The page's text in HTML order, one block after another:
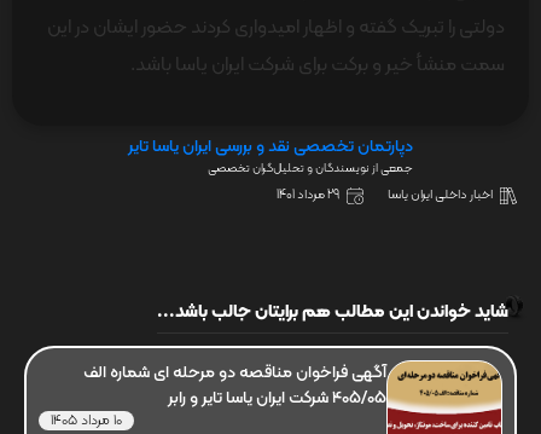
دولتی را تبریک گفته و اظهار امیدواری کردند حضور ایشان در این
سمت منشأ خیر و برکت برای شرکت ایران یاسا باشد.
دپارتمان تخصصی نقد و بررسی ایران یاسا تایر
جمعی از نویسندگان و تحلیل‌گران تخصصی
اخبار داخلی ایران یاسا 29 مرداد 1401
شاید خواندن این مطالب هم برایتان جالب باشد...
آگهی فراخوان مناقصه دو مرحله ای شماره الف
405/05 شرکت ایران یاسا تایر و رابر
10 مرداد 1405